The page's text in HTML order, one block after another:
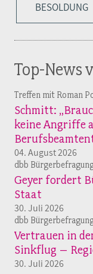
BESOLDUNG
Top-News
Treffen mit Roman
Schmitt:
keine Angriffe
04. August 2026
dbb
Geyer fordert
Staat
30. Juli 2026
dbb
Vertrauen in
Sinkflug –
30. Juli 2026